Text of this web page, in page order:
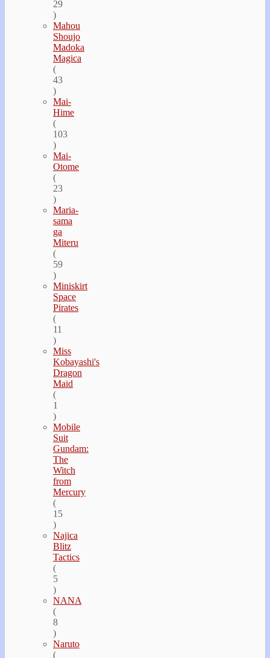
29
)
Mahou
Shoujo
Madoka
Magica
(
43
)
Mai-
Hime
(
103
)
Mai-
Otome
(
23
)
Maria-
sama
ga
Miteru
(
59
)
Miniskirt
Space
Pirates
(
11
)
Miss
Kobayashi's
Dragon
Maid
(
1
)
Mobile
Suit
Gundam:
The
Witch
from
Mercury
(
15
)
Najica
Blitz
Tactics
(
5
)
NANA
(
8
)
Naruto
(